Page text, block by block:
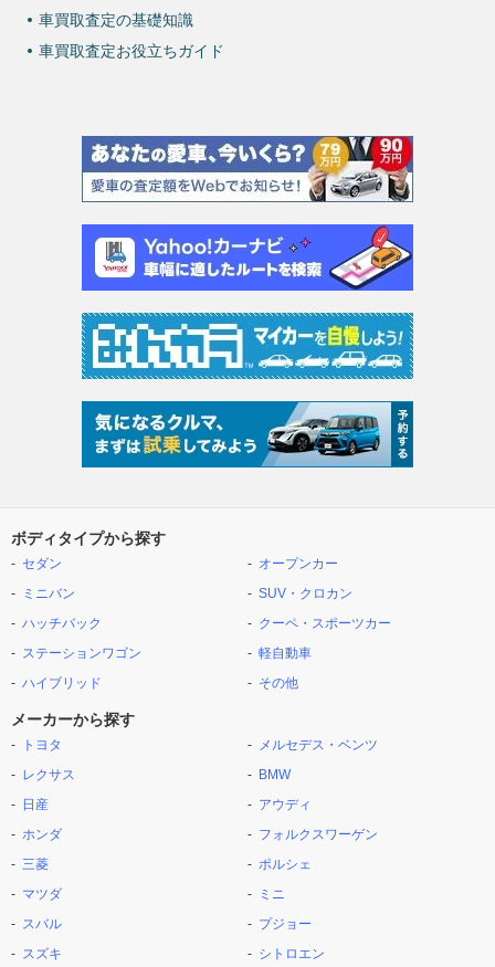
車買取査定の基礎知識
車買取査定お役立ちガイド
ボディタイプから探す
セダン
ミニバン
ハッチバック
ステーションワゴン
ハイブリッド
オープンカー
SUV・クロカン
クーペ・スポーツカー
軽自動車
その他
メーカーから探す
トヨタ
レクサス
日産
ホンダ
三菱
マツダ
スバル
スズキ
メルセデス・ベンツ
BMW
アウディ
フォルクスワーゲン
ポルシェ
ミニ
プジョー
シトロエン